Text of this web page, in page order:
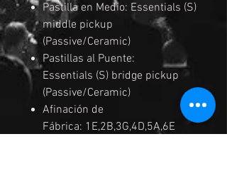
Pastilla en Medio: Essentials (S)
middle pickup
(Passive/Ceramic)
Pastillas al Puente:
Essentials (S) bridge pickup
(Passive/Ceramic)
Afinación de
Fábrica: 1E,2B,3G,4D,5A,6E